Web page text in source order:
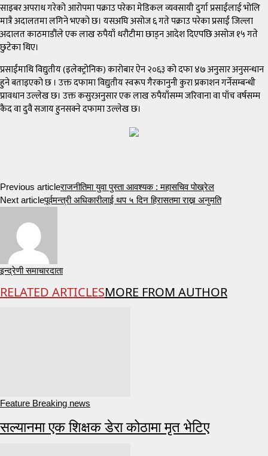
साइबर अपराध गरेको आरोपमा पक्राउ परेका मेडिकल व्यवसायी दुर्गा प्रसाईंलाई भोलि
मात्रै अदालतमा लगिने भएको छ। यसअघि असोज ६ गते पक्राउ परेका प्रसाईं जिल्ला
अदालत काठमाडौंले एक लाख रुपैयाँ धरौटीमा छाड्न आदेश दिएपछि असोज १५ गते
छुटेका थिए।
प्रसाईंमाथि विद्युतीय (इलेक्ट्रोनिक) कारोबार ऐन २०६३ को दफा ४७ अनुसार अनुसन्धान
हुने बताइएको छ । उक्त दफामा विद्युतीय स्वरूप गैरकानुनी कुरा प्रकाशन गर्नेसम्बन्धी
प्रावधान उल्लेख छ। उक्त कसुरअनुसार एक लाख रुपैयाँसम्म जरिवाना वा पाँच वर्षसम्म
कैद वा दुवै सजाय हुनसक्ने दफामा उल्लेख छ।
Previous articleराजनीतिमा युवा पुस्ता आवश्यक : महासचिव पोख्रेल
Next articleपूर्वमन्त्री अधिकारीलाई थप ५ दिन हिरासतमा राख्न अनुमति
इन्द्रेणी समाचारदाता
RELATED ARTICLESMORE FROM AUTHOR
Feature Breaking news
सल्यानमा एक शिक्षक डेरा कोठामा मृत भेटिए